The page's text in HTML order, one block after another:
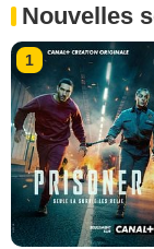
Nouvelles
1